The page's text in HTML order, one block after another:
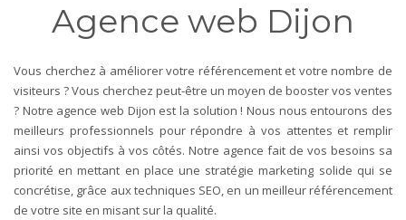
Agence web Dijon
Vous cherchez à améliorer votre référencement et votre nombre de
visiteurs ? Vous cherchez peut-être un moyen de booster vos ventes
? Notre agence web Dijon est la solution !Nous nous entourons des
meilleurs professionnels pour répondre à vos attentes et remplir
ainsi vos objectifs à vos côtés. Notre agence fait de vos besoins sa
priorité en mettant en place une stratégie marketing solide qui se
concrétise, grâce aux techniques SEO, en un meilleur référencement
de votre site en misant sur la qualité.